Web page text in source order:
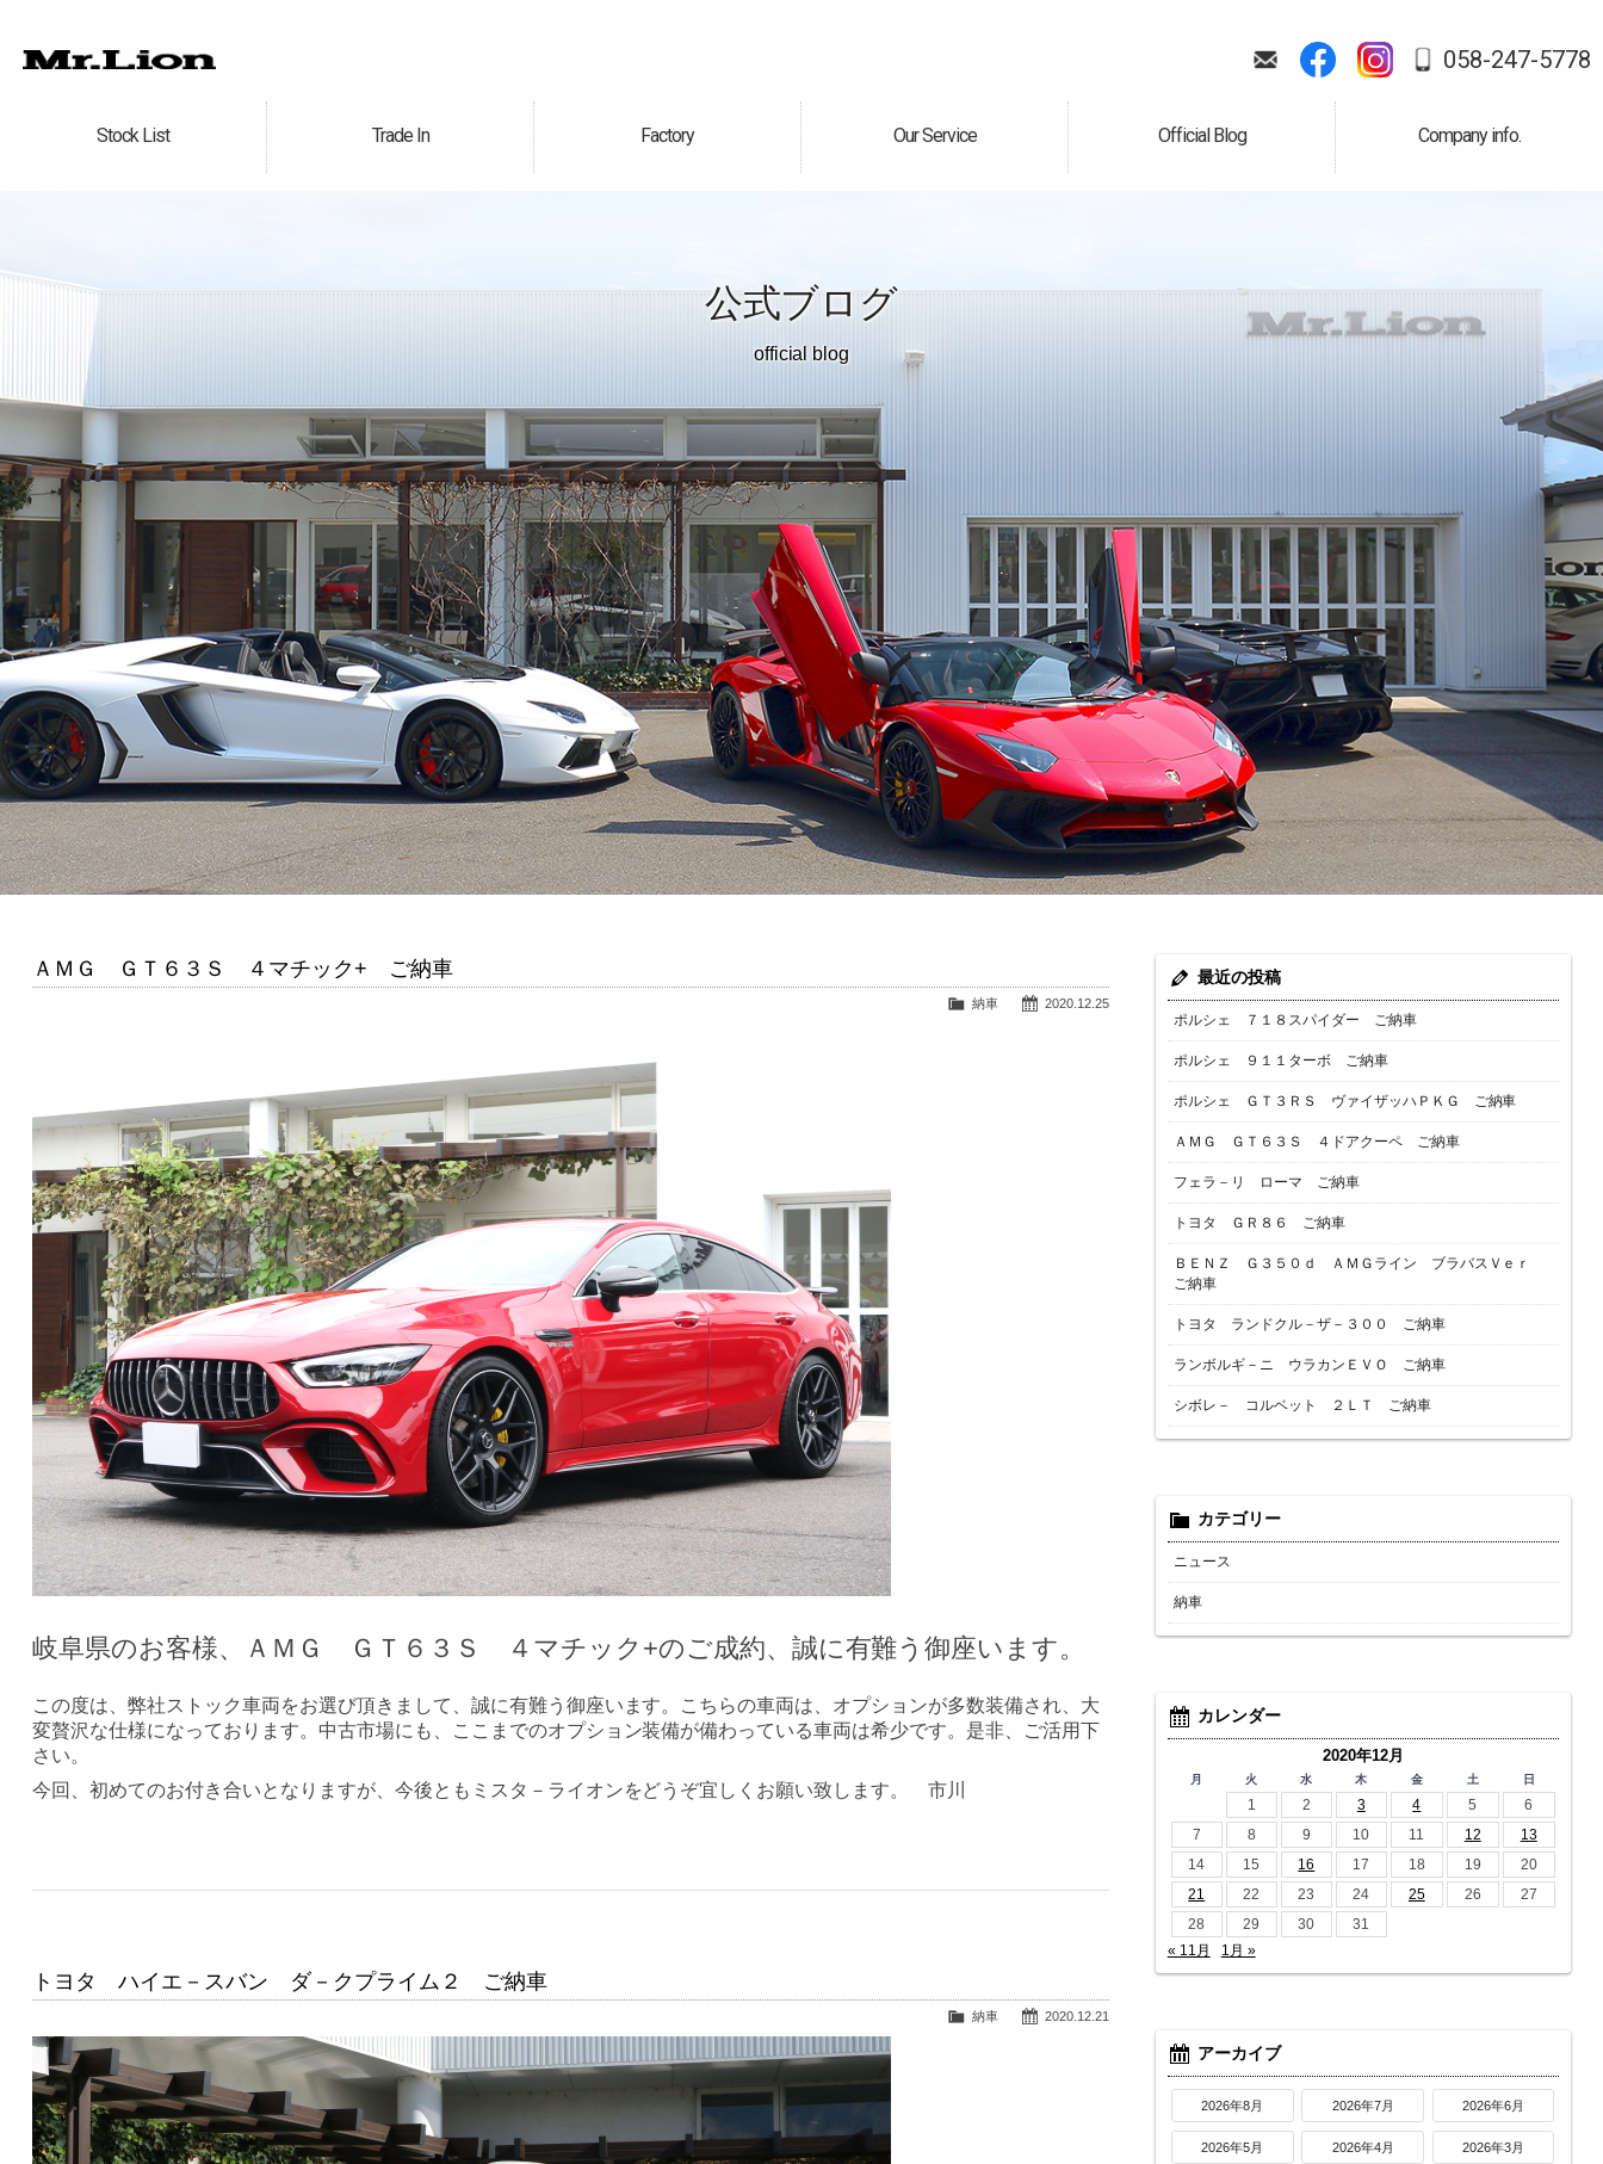
058-247-5778
Stock List
在庫車情報 Trade In
買取無料査定 Factory
自社工場 Our Service
サービス案内 Official Blog
公式ブログ Company info.
会社案内
公式ブログ
official blog
ＡＭＧ ＧＴ６３Ｓ ４マチック+ ご納車
2020.12.25
納車
岐阜県のお客様、ＡＭＧ ＧＴ６３Ｓ ４マチック+のご成約、誠に有難う御座います。
この度は、弊社ストック車両をお選び頂きまして、誠に有難う御座います。こちらの車両は、オプションが多数装備され、大
変贅沢な仕様になっております。中古市場にも、ここまでのオプション装備が備わっている車両は希少です。是非、ご活用下
さい。
今回、初めてのお付き合いとなりますが、今後ともミスタ－ライオンをどうぞ宜しくお願い致します。 市川
トヨタ ハイエ－スバン ダ－クプライム２ ご納車
2020.12.21
納車
最近の投稿
ポルシェ ７１８スパイダー ご納車
ポルシェ ９１１ターボ ご納車
ポルシェ ＧＴ３ＲＳ ヴァイザッハＰＫＧ ご納車
ＡＭＧ ＧＴ６３Ｓ ４ドアクーペ ご納車
フェラ－リ ローマ ご納車
トヨタ ＧＲ８６ ご納車
ＢＥＮＺ Ｇ３５０ｄ ＡＭＧライン ブラバスＶｅｒ
ご納車
トヨタ ランドクル－ザ－３００ ご納車
ランボルギ－ニ ウラカンＥＶＯ ご納車
シボレ－ コルベット ２ＬＴ ご納車
カテゴリー
ニュース
納車
カレンダー
2020年12月
月 火 水 木 金 土 日
1 2 3 4 5
6
7
8 9 10 11 12
13
14
15 16 17 18 19
20
21
22 23 24 25 26
27
28
29 30
31
« 11月
1月 »
アーカイブ
2026年8月 2026年7月 2026年6月
2026年5月 2026年4月 2026年3月